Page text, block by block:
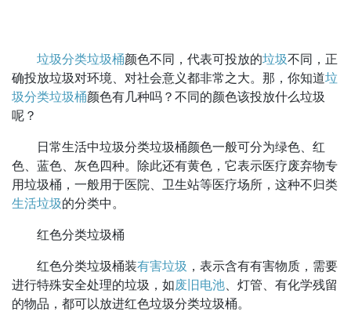
垃圾分类垃圾桶颜色不同，代表可投放的垃圾不同，正
确投放垃圾对环境、对社会意义都非常之大。那，你知道垃
圾分类垃圾桶颜色有几种吗？不同的颜色该投放什么垃圾
呢？
日常生活中垃圾分类垃圾桶颜色一般可分为绿色、红
色、蓝色、灰色四种。除此还有黄色，它表示医疗废弃物专
用垃圾桶，一般用于医院、卫生站等医疗场所，这种不归类
生活垃圾的分类中。
红色分类垃圾桶
红色分类垃圾桶装有害垃圾 ，表示含有有害物质，需要
进行特殊安全处理的垃圾，如废旧电池、灯管、有化学残留
的物品，都可以放进红色垃圾分类垃圾桶。